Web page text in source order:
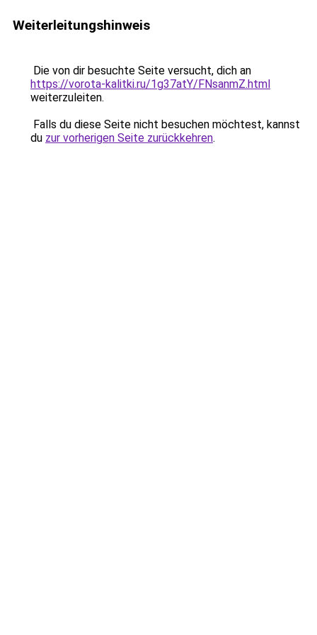
Weiterleitungshinweis
Die von dir besuchte Seite versucht, dich an
https://vorota-kalitki.ru/1g37atY/FNsanmZ.html
weiterzuleiten.
Falls du diese Seite nicht besuchen möchtest, kannst
du zur vorherigen Seite zurückkehren.